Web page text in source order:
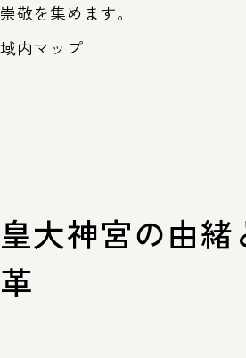
崇敬を集めます。
域内マップ
皇大神宮の由緒
革